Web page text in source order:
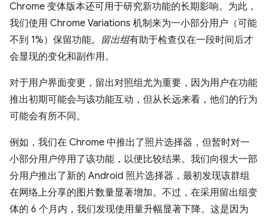
Chrome 变体版本还可用于研究新功能的长期影响。为此，
我们使用 Chrome Variations 机制来为一小部分用户（可能
不到 1%）保留功能。 留出组有助于检查仅在一段时间后才
会显现的变化和副作用。
对于用户界面变更，留出对照组尤为重要，因为用户在功能
推出初期可能会与该功能互动，但从长远来看，他们的行为
可能会有所不同。
例如，我们在 Chrome 中推出了照片选择器，但暂时对一
小部分用户停用了该功能，以便比较结果。我们向很大一部
分用户推出了新的 Android 照片选择器，最初发现该群组
在网络上分享的图片数量显著增加。不过，在采用留出组变
体的 6 个月内，我们发现使用量升幅显著下降。这是因为